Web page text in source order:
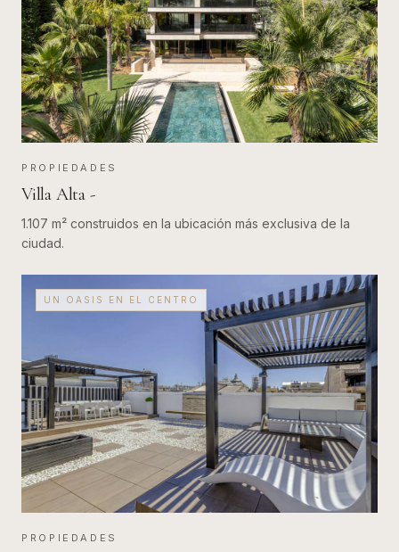
PROPIEDADES
Villa Alta - ​
1.107 m² construidos en la ubicación más exclusiva de la
ciudad.
UN OASIS EN EL CENTRO
PROPIEDADES